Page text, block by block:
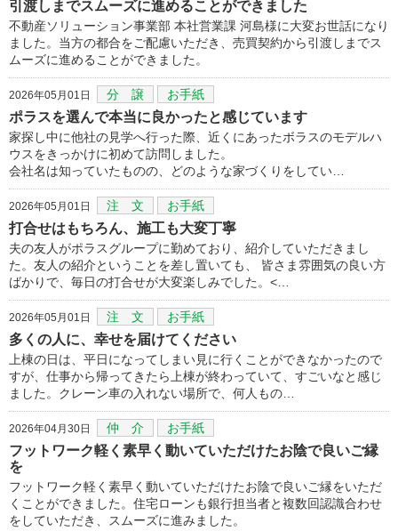
引渡しまでスムーズに進めることができました
不動産ソリューション事業部 本社営業課 河島様に大変お世話になり
ました。当方の都合をご配慮いただき、売買契約から引渡しまでス
ムーズに進めることができました。
2026年05月01日 分 譲 お手紙
ポラスを選んで本当に良かったと感じています
家探し中に他社の見学へ行った際、近くにあったボラスのモデルハ
ウスをきっかけに初めて訪問しました。
会社名は知っていたものの、どのような家づくりをしてい…
2026年05月01日 注 文 お手紙
打合せはもちろん、施工も大変丁寧
夫の友人がポラスグループに勤めており、紹介していただきまし
た。友人の紹介ということを差し置いても、 皆さま雰囲気の良い方
ばかりで、毎日の打合せが大変楽しみでした。<…
2026年05月01日 注 文 お手紙
多くの人に、幸せを届けてください
上棟の日は、平日になってしまい見に行くことができなかったので
すが、仕事から帰ってきたら上棟が終わっていて、すごいなと感じ
ました。クレーン車の入れない場所で、何人もの…
2026年04月30日 仲 介 お手紙
フットワーク軽く素早く動いていただけたお陰で良いご縁
を
フットワーク軽く素早く動いていただけたお陰で良いご縁をいただ
くことができました。住宅ローンも銀行担当者と複数回認識合わせ
をしていただき、スムーズに進みました。